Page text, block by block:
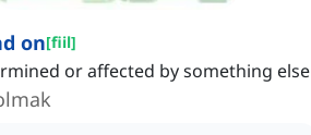
on[fiil]
or affected by something else